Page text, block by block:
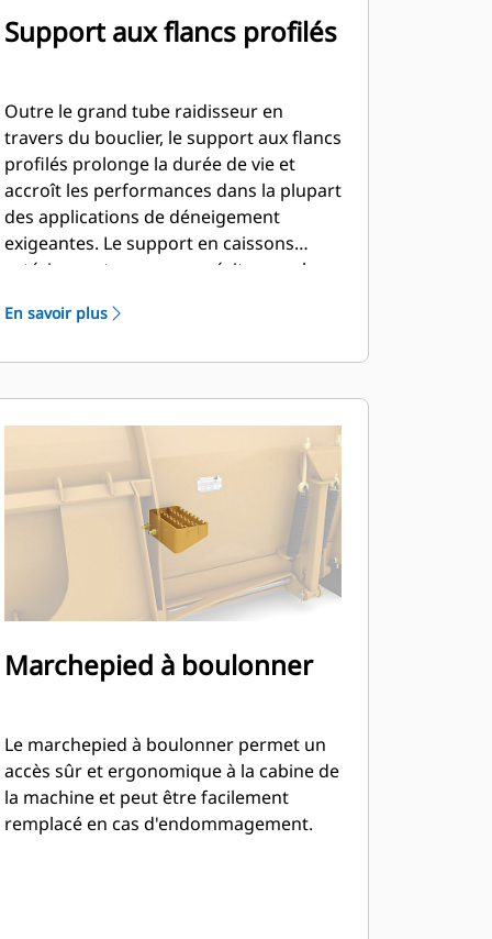
Support aux flancs profilés
Outre le grand tube raidisseur en
travers du bouclier, le support aux flancs
profilés prolonge la durée de vie et
accroît les performances dans la plupart
des applications de déneigement
exigeantes. Le support en caissons
extérieur est conçu pour éviter que la
renforcer les sections de poussée
En savoir plus
Marchepied à boulonner
Le marchepied à boulonner permet un
accès sûr et ergonomique à la cabine de
la machine et peut être facilement
remplacé en cas d'endommagement.